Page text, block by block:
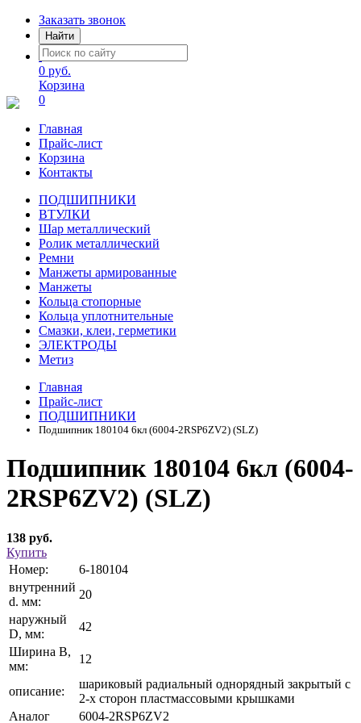
Заказать звонок
Найти
0 руб.
Корзина
0
Главная
Прайс-лист
Корзина
Контакты
ПОДШИПНИКИ
ВТУЛКИ
Шар металлический
Ролик металлический
Ремни
Манжеты армированные
Манжеты
Кольца стопорные
Кольца уплотнительные
Смазки, клеи, герметики
ЭЛЕКТРОДЫ
Метиз
Главная
Прайс-лист
ПОДШИПНИКИ
Подшипник 180104 6кл (6004-2RSP6ZV2) (SLZ)
Подшипник 180104 6кл (6004-
2RSP6ZV2) (SLZ)
138 руб.
Купить
Номер:
6-180104
внутренний
d. мм:
20
наружный
D, мм:
42
Ширина В,
мм:
12
описание:
шариковый радиальный однорядный закрытый с
2-х сторон пластмассовыми крышками
Аналог
6004-2RSP6ZV2